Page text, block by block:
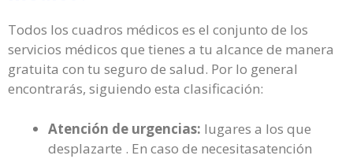
Todos los cuadros médicos es el conjunto de los
servicios médicos que tienes a tu alcance de manera
gratuita con tu seguro de salud. Por lo general
encontrarás, siguiendo esta clasificación:
Atención de urgencias: lugares a los que
desplazarte . En caso de necesitasatención